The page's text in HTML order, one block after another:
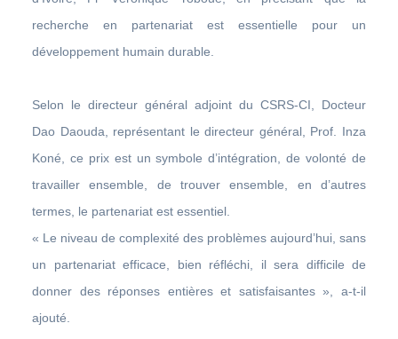
recherche en partenariat est essentielle pour un
développement humain durable.
Selon le directeur général adjoint du CSRS-CI, Docteur
Dao Daouda, représentant le directeur général, Prof. Inza
Koné, ce prix est un symbole d’intégration, de volonté de
travailler ensemble, de trouver ensemble, en d’autres
termes, le partenariat est essentiel.
« Le niveau de complexité des problèmes aujourd’hui, sans
un partenariat efficace, bien réfléchi, il sera difficile de
donner des réponses entières et satisfaisantes », a-t-il
ajouté.